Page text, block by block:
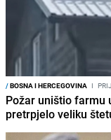
/BOSNA I HERCEGOVINA I
Požar uništio farmu
pretrpjelo veliku